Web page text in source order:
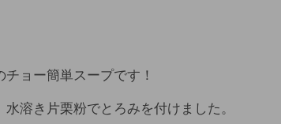
チョー簡単スープです！
溶き片栗粉でとろみを付けました。